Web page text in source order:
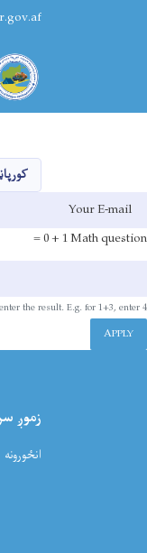
E-mail
Math question
1 + 0 =
the result. E.g. for 1+3, enter 4.
APPLY
زموږ
انځورونه